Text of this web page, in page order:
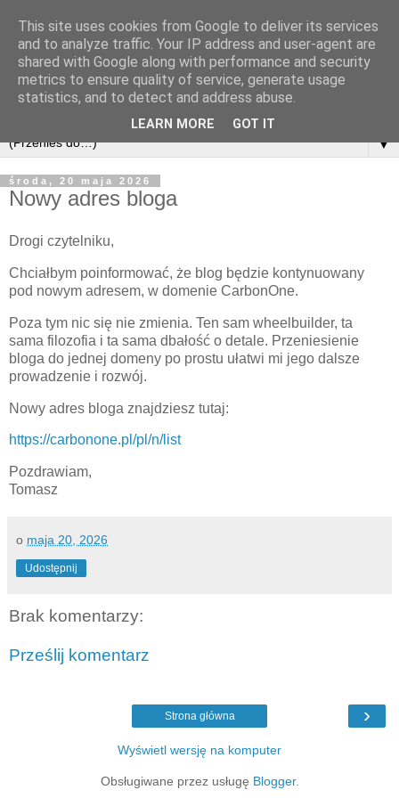
▼
środa, 20 maja 2026
Nowy adres bloga
Drogi czytelniku,
Chciałbym poinformować, że blog będzie kontynuowany
pod nowym adresem, w domenie CarbonOne.
Poza tym nic się nie zmienia. Ten sam wheelbuilder, ta
sama filozofia i ta sama dbałość o detale. Przeniesienie
bloga do jednej domeny po prostu ułatwi mi jego dalsze
prowadzenie i rozwój.
Nowy adres bloga znajdziesz tutaj:
https://carbonone.pl/pl/n/list
Pozdrawiam,
Tomasz
o maja 20, 2026
Udostępnij
Brak komentarzy:
Prześlij komentarz
›
Strona główna
Wyświetl wersję na komputer
Obsługiwane przez usługę Blogger.
This site uses cookies from Google to deliver its services
and to analyze traffic. Your IP address and user-agent are
shared with Google along with performance and security
metrics to ensure quality of service, generate usage
statistics, and to detect and address abuse.
LEARN MORE GOT IT